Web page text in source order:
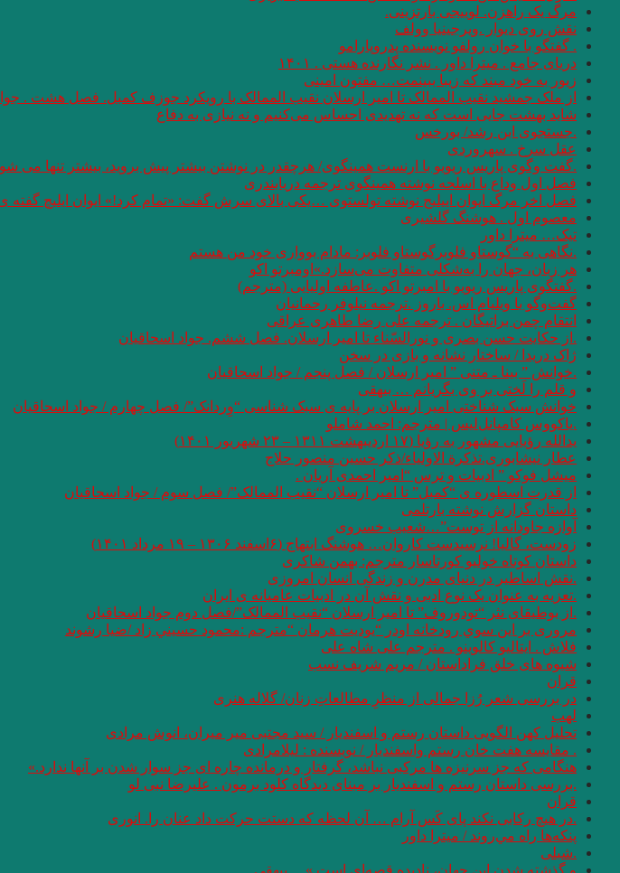
مرگ یک راهزن. لوییجی بارتزینی.
نقش روی دیوار .ویرجینیا وولف
. گفتگو با خوان رولفو نویسنده پدروپارامو
دریای جامع . میترا داور . نشر نگارنده هستی . ۱۴۰۱
زیور به خود مبند که زیبا ببینمت… مفتون امینی
از ملک جمشید نقیب الممالک تا امیر ارسلان نقیب الممالک با رویکرد جوزف کمبل. فصل هشت .
شاید بهشت جایی است که نه تهدیدی احساس می‌کنیم و نه نیازی به دفاع
.جستجوی ابن رشد/ بورخس
عقل سرخ . سهروردی
.گفت وگوی پاریس ریویو با ارنست همینگوی/ هرچقدر در نوشتن بیشتر پیش بروید، بیشتر تنها می
فصل اول وداع با اسلحه نوشته همینگوی ترجمه دریابندری
فصل اخر مرگ ایوان اییلیج نوشته تولستوی …یکی بالای سرش گفت: «تمام کرد!» ایوان ایلیچ
معصوم اول . هوشنگ گلشیری
تیک… میترا داور
.نگاهی به “گوستاو فلوبرگوستاو فلوبر: مادام بوواری خود من هستم
هر زبان، جهان را به‌شکلی متفاوت می‌سازد.»اومبرتو اکو
.گفتگوی پاریس ریویو با امبرتو اکو .عاطفه اولیایی (مترجم)
گفت‌وگو با ویلیام اس. باروز .ترجمه نیلوفر رحمانیان
انتقام چمن براتیگان . ترجمه علی رضا طاهری عراقی
.از حکایت حسن بصری و نورالسّناء تا امیر ارسلان. فصل ششم. جواد اسحاقیان
ژاک دریدا / ساختار نشانه و بازی در سخن
.خوانش ” بینا ـ متنی ” امیر ارسلان / فصل پنجم / جواد اسحاقیان
و قلم را لَختی بر وی بگریانم … بیهقی
خوانش سبک شناختی امیر ارسلان بر پایه ی سبک شناسی “وِردانک”/ فصل چهارم / جواد اسحاقیان
.یاکووس کامپانل‌لیس | مترجم: ‌احمد شاملو
یدالله رؤیایی مشهور به رؤیا (۱۷ اردیبهشت ۱۳۱۱ – ۲۳ شهریور ۱۴۰۱)
عطار نیشابوری.تذکرة الاولیاء/ذکر حسین منصور حلاج
میشل فوکو ” ادبیات و ترس “امیر احمدی آریان .
از قدرت اسطوره ی “کمبل” تا امیر ارسلان “نقیب الممالک”/ فصل سوم / جواد اسحاقیان
داستان گزارش نوشته بارتلمی
آوازه جاودانه از توست”…شعیب خسروی
زودست، گالیا! نرسیدست کاروان… هوشنگ ابتهاج (۶اسفند ۱۳۰۶ – ۱۹ مرداد ۱۴۰۱)
داستان کوتاه خولیو کورتاسار مترجم: بهمن شاکری
.نقش اساطیر در دنیای مدرن و زندگی انسان امروزی
.تعزیه به عنوان یک نوع ادبی و نقش آن در ادبیات عامیانه ی ایران
.از بوطیقای نثر “تودوروف” تا امیر ارسلان “نقیب الممالک”/فصل دوم جواد اسحاقیان
مروری بر اين سوي رودخانه اودر “يوديت هرمان “مترجم :محمود حسيني زاد /ضيا رشوند
فلاش . ایتالیو کالوینو . مترجم علی شاه علی
شیوه های خلق فراداستان / مریم شریف نسب
قران
در بررسی شعر رُزا جمالی از منظرِ مطالعاتِ زنان/ گلاله هنری
لهب
تحلیل کهن الگویی داستان رستم و اسفندیار / سید مجتبی میر میران، انوش مرادی
. مقایسه هفت ‌خان رستم واسفندیار / نویسنده : لیلامرادی
هنگامی که جز سرنیزه ها مرکبی نباشد، گرفتار و درمانده چاره ای جز سوار شدن بر آنها ندارد.»
.بررسی داستان رستم و اسفندیار بر مبنای دیدگاه کلود برمون . علیرضا نبی لو
قران
.در هیچ رکابی نکند پای کَس آرام … آن لحظه که دستت حرکت داد عنان را. انوری
پنكه‌ها راه مي‌روند / میترا داور
.شبلی
و گذشته شدنِ این جهان، نادیده قصه‌ای است.»… بیهقی